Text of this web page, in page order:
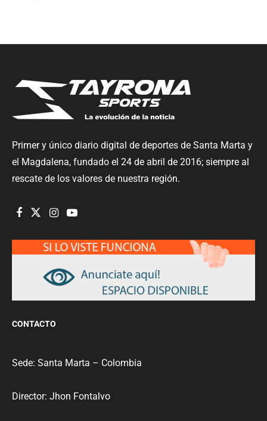
Primer y único diario digital de deportes de Santa Marta y
el Magdalena, fundado el 24 de abril de 2016; siempre al
rescate de los valores de nuestra región.
CONTACTO
Sede: Santa Marta – Colombia
Director: Jhon Fontalvo